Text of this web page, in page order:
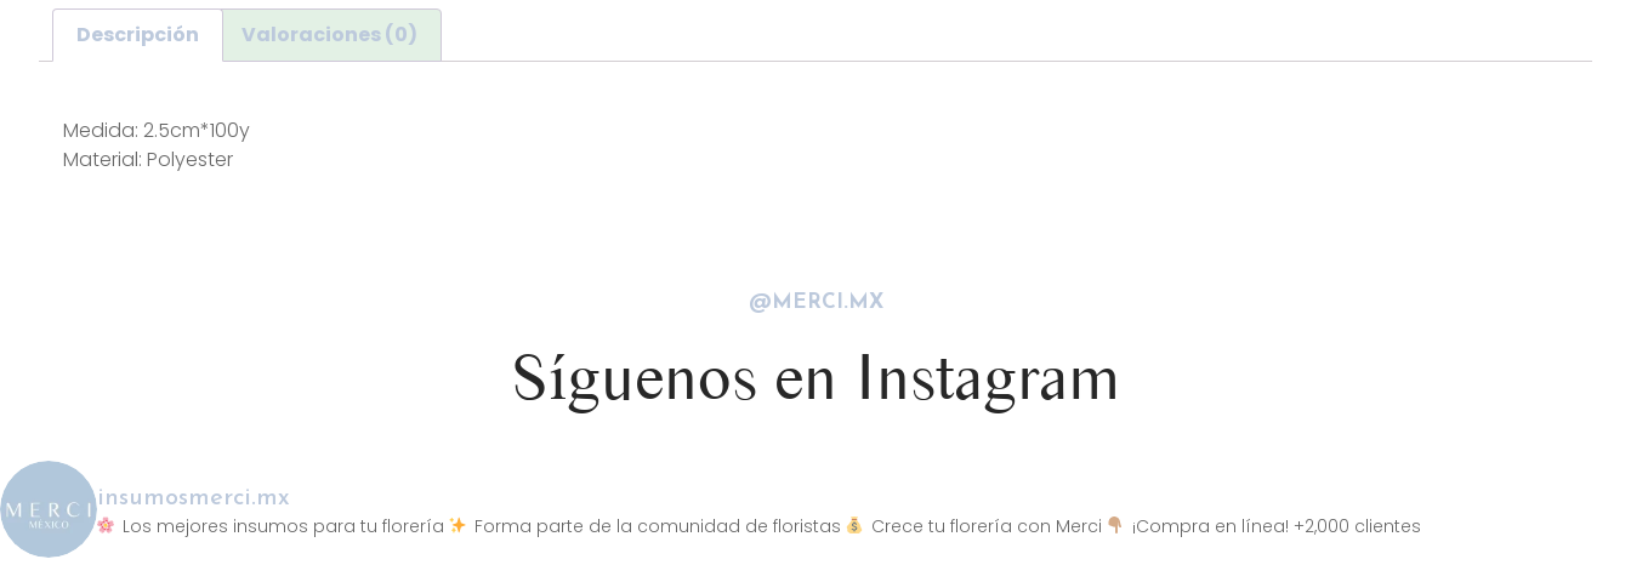
Descripción Valoraciones (0)
Medida: 2.5cm*100y
Material: Polyester
@MERCI.MX
Síguenos en Instagram
insumosmerci.mx
Los mejores insumos para tu florería
Forma parte de la comunidad de floristas Crece tu florería con Merci ¡Compra en línea! +2,000 clientes